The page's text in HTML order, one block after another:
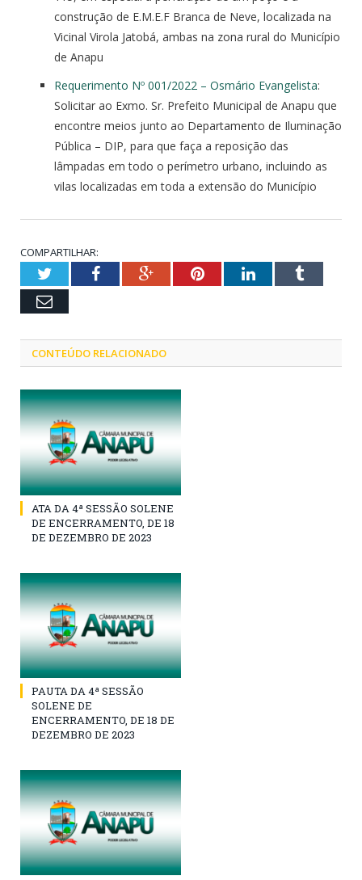
construção de E.M.E.F Branca de Neve, localizada na
Vicinal Virola Jatobá, ambas na zona rural do Município
de Anapu
Requerimento Nº 001/2022 – Osmário Evangelista:
Solicitar ao Exmo. Sr. Prefeito Municipal de Anapu que
encontre meios junto ao Departamento de Iluminação
Pública – DIP, para que faça a reposição das
lâmpadas em todo o perímetro urbano, incluindo as
vilas localizadas em toda a extensão do Município
COMPARTILHAR:
TwitterFacebookGoogle+PinterestLinkedInTumblr
Email
CONTEÚDO RELACIONADO
ATA DA 4ª SESSÃO SOLENE
DE ENCERRAMENTO, DE 18
DE DEZEMBRO DE 2023
PAUTA DA 4ª SESSÃO
SOLENE DE
ENCERRAMENTO, DE 18 DE
DEZEMBRO DE 2023